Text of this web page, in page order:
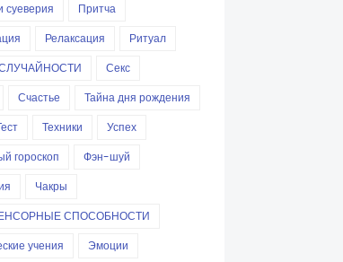
суеверия
Притча
Релаксация
Ритуал
Секс
Счастье
Тайна дня рождения
Техники
Успех
гороскоп
Фэн-шуй
Чакры
СПОСОБНОСТИ
учения
Эмоции